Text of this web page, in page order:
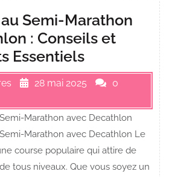
Semi-Marathon
: Conseils et
Essentiels
28 mai 2025
0
Marathon avec Decathlon
Marathon avec Decathlon Le
course populaire qui attire de
tous niveaux. Que vous soyez un